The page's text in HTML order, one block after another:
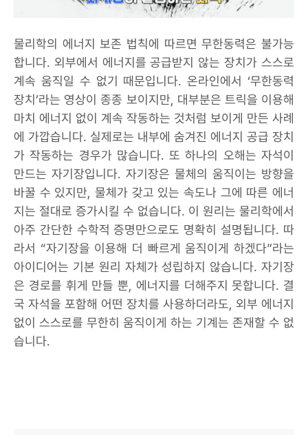
물리학의 에너지 보존 법칙에 따르면 무한동력은 불가능
합니다. 외부에서 에너지를 공급받지 않는 장치가 스스로
계속 움직일 수 없기 때문입니다. 온라인에서 ‘무한동력
장치’라는 영상이 종종 보이지만, 대부분은 트릭을 이용해
마치 에너지 없이 계속 작동하는 것처럼 보이게 만든 사례
에 가깝습니다. 실제로는 내부에 숨겨진 에너지 공급 장치
가 작동하는 경우가 많습니다. 또 하나의 오해는 자석이
만드는 자기장입니다. 자기장은 물체의 움직이는 방향을
바꿀 수 있지만, 물체가 갖고 있는 속도나 그에 따른 에너
지는 절대로 증가시킬 수 없습니다. 이 원리는 물리학에서
아주 간단한 수학적 증명만으로도 명확히 설명됩니다. 따
라서 “자기장을 이용해 더 빠르게 움직이게 하겠다”라는
아이디어는 기본 원리 자체가 성립하지 않습니다. 자기장
은 경로를 휘게 만들 뿐, 에너지를 더해주지 못합니다. 결
국 자석을 포함해 어떤 장치를 사용하더라도, 외부 에너지
없이 스스로를 무한히 움직이게 하는 기계는 존재할 수 없
습니다.